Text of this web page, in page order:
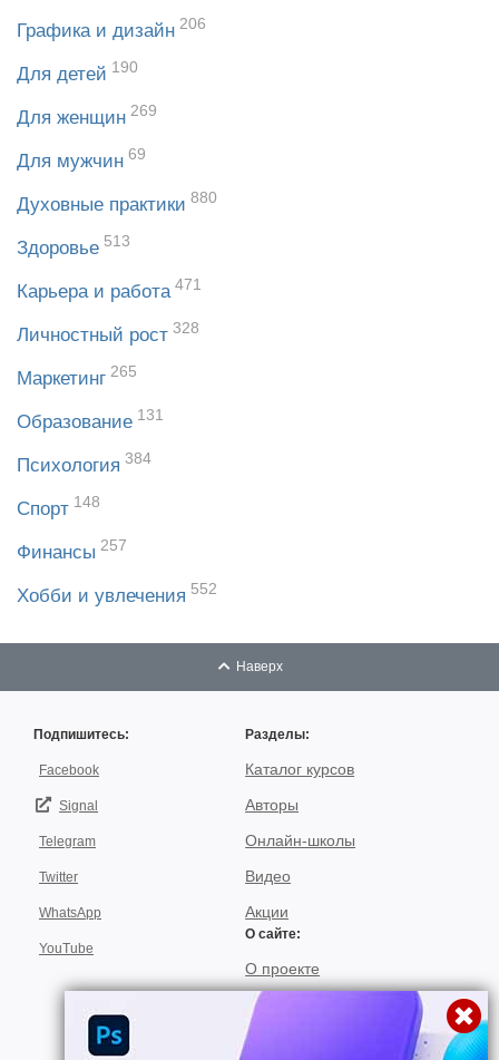
Графика и дизайн 206
Для детей 190
Для женщин 269
Для мужчин 69
Духовные практики 880
Здоровье 513
Карьера и работа 471
Личностный рост 328
Маркетинг 265
Образование 131
Психология 384
Спорт 148
Финансы 257
Хобби и увлечения 552
Наверх
Подпишитесь:
Facebook
Signal
Telegram
Twitter
WhatsApp
YouTube
Разделы:
Каталог курсов
Авторы
Онлайн-школы
Видео
Акции
О сайте:
О проекте
Для авторов
Договор пользования